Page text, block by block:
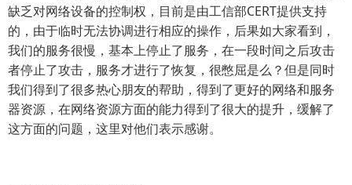
缺乏对网络设备的控制权，目前是由工信部CERT提供支持
的，由于临时无法协调进行相应的操作，后果如大家看到，
我们的服务很慢，基本上停止了服务，在一段时间之后攻击
者停止了攻击，服务才进行了恢复，很憋屈是么？但是同时
我们得到了很多热心朋友的帮助，得到了更好的网络和服务
器资源，在网络资源方面的能力得到了很大的提升，缓解了
这方面的问题，这里对他们表示感谢。